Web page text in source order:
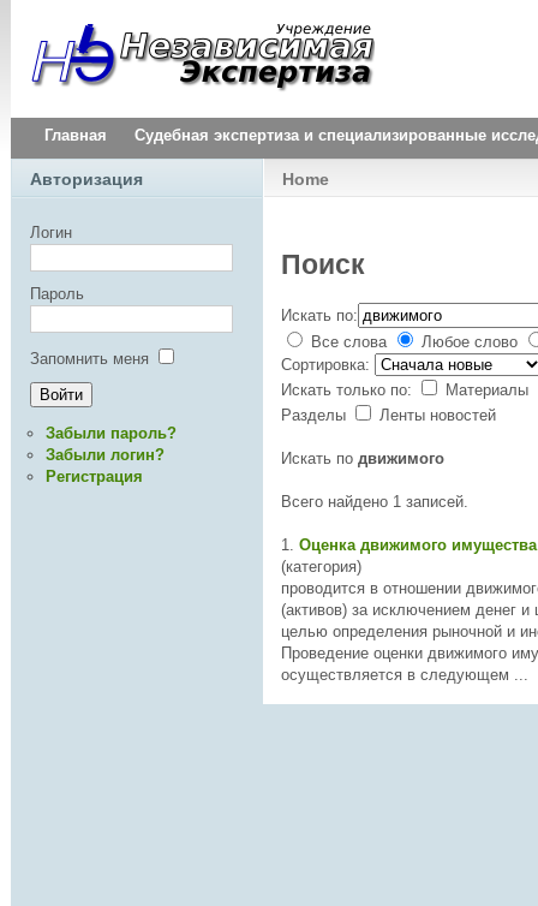
Главная Судебная экспертиза и специализированные
Home
Поиск
Искать по:
Все слова
Любое слово
Сортировка:
Искать только по:
Материалы
Разделы
Ленты новостей
Искать по движимого
Всего найдено 1 записей.
1. Оценка движимого
(категория)
проводится в отношении
(активов) за исключением денег и
целью определения рыночной и
Проведение оценки движимого
осуществляется в следующем ...
Авторизация
Логин
Пароль
Запомнить меня
Забыли пароль?
Забыли логин?
Регистрация